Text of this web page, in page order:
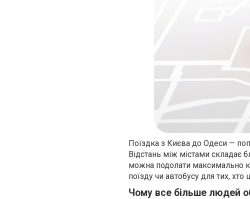
Поїздка з Києва до Одеси —
Відстань між містами складає
можна подолати максимально
поїзду чи автобусу для тих, хто
Чому все більше людей